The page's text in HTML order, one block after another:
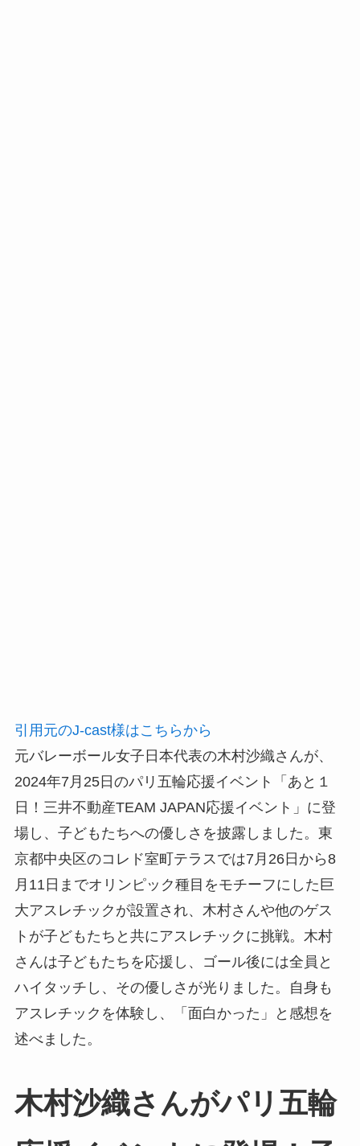
引用元のJ-cast様はこちらから
元バレーボール女子日本代表の木村沙織さんが、
2024年7月25日のパリ五輪応援イベント「あと１
日！三井不動産TEAM JAPAN応援イベント」に登
場し、子どもたちへの優しさを披露しました。東
京都中央区のコレド室町テラスでは7月26日から8
月11日までオリンピック種目をモチーフにした巨
大アスレチックが設置され、木村さんや他のゲス
トが子どもたちと共にアスレチックに挑戦。木村
さんは子どもたちを応援し、ゴール後には全員と
ハイタッチし、その優しさが光りました。自身も
アスレチックを体験し、「面白かった」と感想を
述べました。
木村沙織さんがパリ五輪